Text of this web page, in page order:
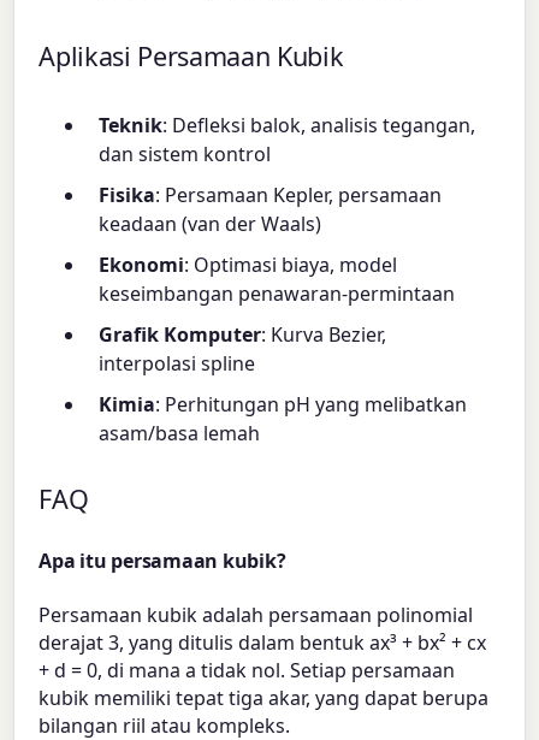
Aplikasi Persamaan Kubik
Teknik: Defleksi balok, analisis tegangan,
dan sistem kontrol
Fisika: Persamaan Kepler, persamaan
keadaan (van der Waals)
Ekonomi: Optimasi biaya, model
keseimbangan penawaran-permintaan
Grafik Komputer: Kurva Bezier,
interpolasi spline
Kimia: Perhitungan pH yang melibatkan
asam/basa lemah
FAQ
Apa itu persamaan kubik?
Persamaan kubik adalah persamaan polinomial
derajat 3, yang ditulis dalam bentuk ax³ + bx² + cx
+ d = 0, di mana a tidak nol. Setiap persamaan
kubik memiliki tepat tiga akar, yang dapat berupa
bilangan riil atau kompleks.